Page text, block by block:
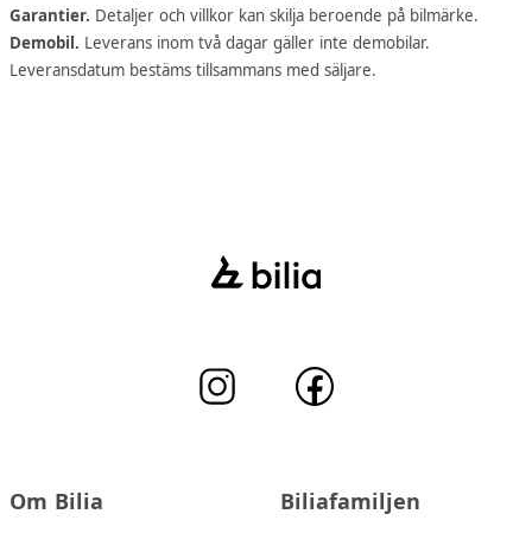
Garantier. Detaljer och villkor kan skilja beroende på bilmärke.
Demobil. Leverans inom två dagar gäller inte demobilar.
Leveransdatum bestäms tillsammans med säljare.
Om Bilia Biliafamiljen